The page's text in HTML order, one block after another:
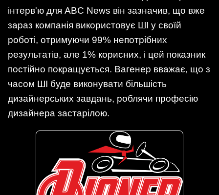
інтерв'ю для ABC News він зазначив, що вже
зараз компанія використовує ШІ у своїй
роботі, отримуючи 99% непотрібних
результатів, але 1% корисних, і цей показник
постійно покращується. Вагенер вважає, що з
часом ШІ буде виконувати більшість
дизайнерських завдань, роблячи професію
дизайнера застарілою.